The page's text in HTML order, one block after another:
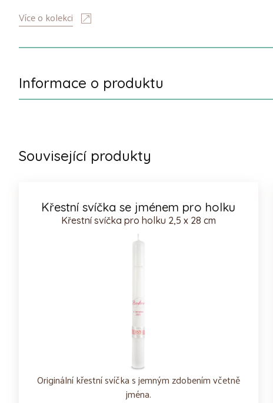
Více o kolekci
Informace o produktu
Související produkty
Křestní svíčka se jménem pro holku
Křestní svíčka pro holku 2,5 x 28 cm
Originální křestní svíčka s jemným zdobením včetně
jména.